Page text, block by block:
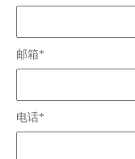
邮箱*
电话*